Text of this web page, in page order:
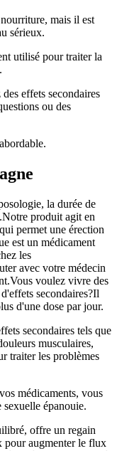
mais il est
sérieux.
utilisé pour traiter la
effets secondaires
ou des
la durée de
produit agit en
permet une érection
est un médicament
les
avec votre médecin
voulez vivre des
secondaires?Il
d'une dose par jour.
secondaires tels que
musculaires,
traiter les problèmes
médicaments, vous
épanouie.
offre un regain
pour augmenter le flux